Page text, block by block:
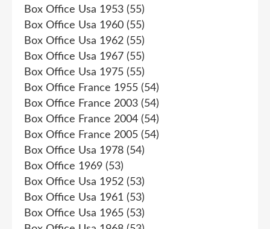
Box Office Usa 1953 (55)
Box Office Usa 1960 (55)
Box Office Usa 1962 (55)
Box Office Usa 1967 (55)
Box Office Usa 1975 (55)
Box Office France 1955 (54)
Box Office France 2003 (54)
Box Office France 2004 (54)
Box Office France 2005 (54)
Box Office Usa 1978 (54)
Box Office 1969 (53)
Box Office Usa 1952 (53)
Box Office Usa 1961 (53)
Box Office Usa 1965 (53)